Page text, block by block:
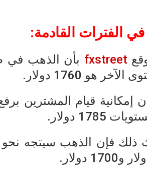
الفترات القادمة:
fxstreet
هو 1760 دولار.
إمكانية قيام المشترين
دولار.